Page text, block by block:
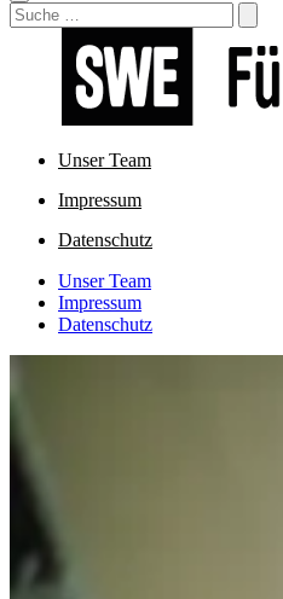
Search
Unser Team
Impressum
Datenschutz
Unser Team
Impressum
Datenschutz